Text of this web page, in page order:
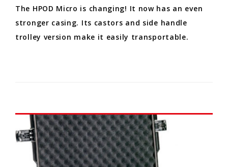
The HPOD Micro is changing! It now has an even
stronger casing. Its castors and side handle
trolley version make it easily transportable.